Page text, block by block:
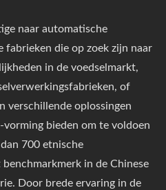
naar automatische
fabrieken die op zoek zijn naar
in de voedselmarkt,
of
verschillende oplossingen
bieden om te voldoen
700 etnische
in de Chinese
Door brede ervaring in de